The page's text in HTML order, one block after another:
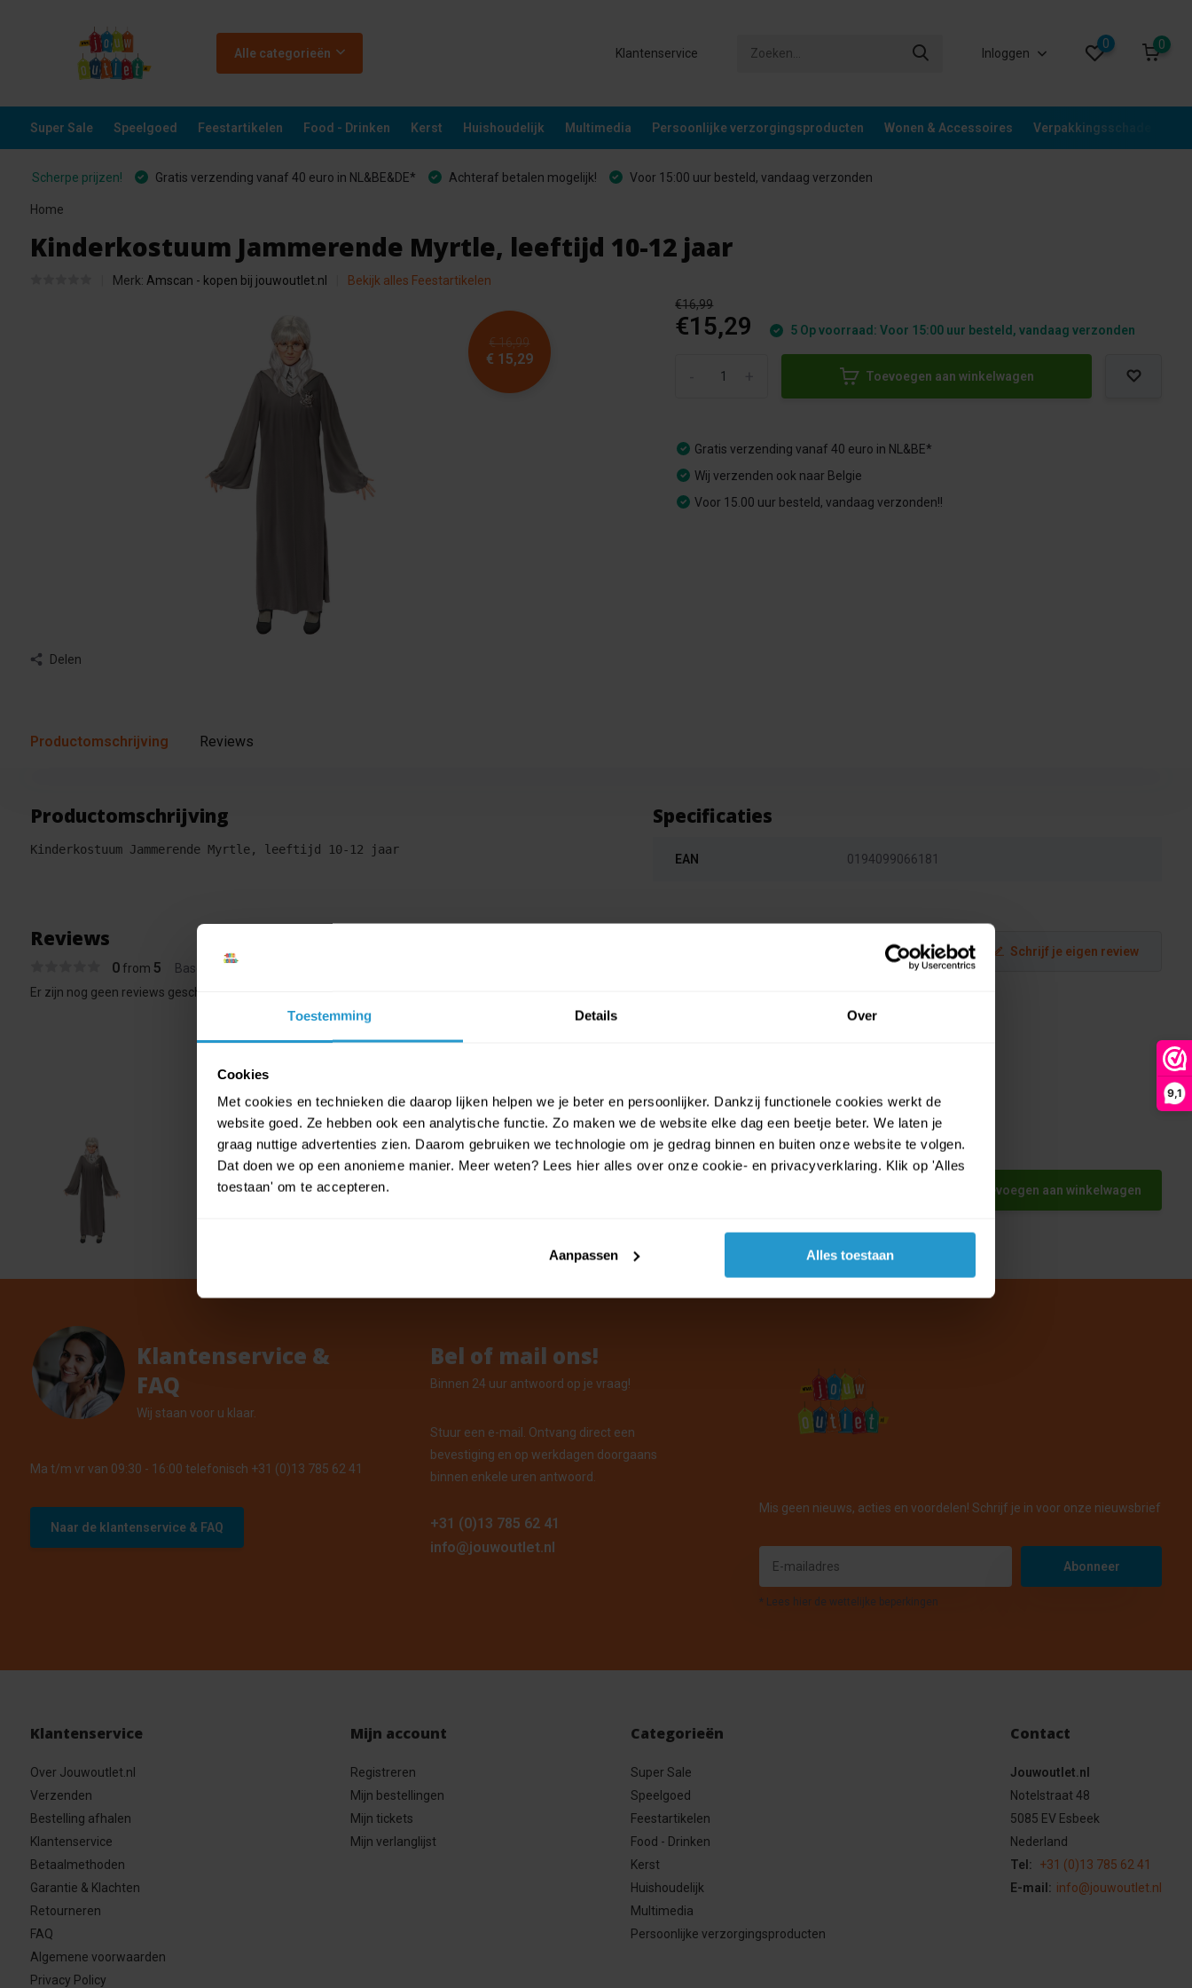
Toestemming Details Over
Cookies
Met cookies en technieken die daarop lijken helpen we je beter en persoonlijker. Dankzij functionele cookies werkt de
website goed. Ze hebben ook een analytische functie. Zo maken we de website elke dag een beetje beter. We laten je
graag nuttige advertenties zien. Daarom gebruiken we technologie om je gedrag binnen en buiten onze website te volgen.
Dat doen we op een anonieme manier. Meer weten? Lees hier alles over onze cookie- en privacyverklaring. Klik op 'Alles
toestaan' om te accepteren.
Aanpassen Alles toestaan
9,1
Alle categorieën Klantenservice Inloggen
0 0
Super Sale Speelgoed Feestartikelen Food - Drinken Kerst Huishoudelijk Multimedia Persoonlijke verzorgingsproducten Wonen & Accessoires Verpakkingsschade
Scherpe prijzen! Gratis verzending vanaf 40 euro in NL&BE&DE* Achteraf betalen mogelijk! Voor 15:00 uur besteld, vandaag verzonden
Home
Kinderkostuum Jammerende Myrtle, leeftijd 10-12 jaar
Merk: Amscan - kopen bij jouwoutlet.nl Bekijk alles Feestartikelen
€ 16,99
€ 15,29
Delen
€16,99
€15,29 5 Op voorraad: Voor 15:00 uur besteld, vandaag verzonden
Toevoegen aan winkelwagen
Gratis verzending vanaf 40 euro in NL&BE*
Wij verzenden ook naar Belgie
Voor 15.00 uur besteld, vandaag verzonden!!
Productomschrijving Reviews
Productomschrijving
Kinderkostuum Jammerende Myrtle, leeftijd 10-12 jaar
Specificaties
EAN 0194099066181
Reviews
0from 5 Based on 0 reviews
Schrijf je eigen review
Er zijn nog geen reviews geschreven over dit product..
€ 16,99
€ 15,29
Kinderkostuum Jammerende Myrtle, leeftijd 10-
12 jaar
Toevoegen aan winkelwagen
Klantenservice &
FAQ
Wij staan voor u klaar.
Ma t/m vr van 09:30 - 16:00 telefonisch +31 (0)13 785 62 41
Naar de klantenservice & FAQ
Bel of mail ons!
Binnen 24 uur antwoord op je vraag!
Stuur een e-mail. Ontvang direct een
bevestiging en op werkdagen doorgaans
binnen enkele uren antwoord.
+31 (0)13 785 62 41
info@jouwoutlet.nl
Mis geen nieuws, acties en voordelen! Schrijf je in voor onze nieuwsbrief
Abonneer
* Lees hier de wettelijke beperkingen
Klantenservice
Over Jouwoutlet.nl
Verzenden
Bestelling afhalen
Klantenservice
Betaalmethoden
Garantie & Klachten
Retourneren
FAQ
Algemene voorwaarden
Privacy Policy
Mijn account
Registreren
Mijn bestellingen
Mijn tickets
Mijn verlanglijst
Categorieën
Super Sale
Speelgoed
Feestartikelen
Food - Drinken
Kerst
Huishoudelijk
Multimedia
Persoonlijke verzorgingsproducten
Contact
Jouwoutlet.nl
Notelstraat 48
5085 EV Esbeek
Nederland
Tel:
+31 (0)13 785 62 41
E-mail: info@jouwoutlet.nl